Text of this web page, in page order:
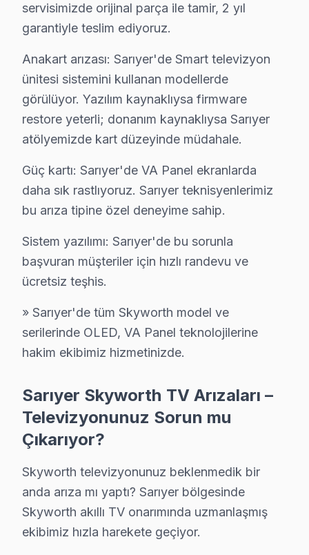
Sarıyer Bölgesi ve Skyworth TV Desteği
İstanbul Avrupa Yakası içinde yer alan Sarıyer,
Skyworth TV'lerde Sık Görülen Arızalar
Sarıyer bölgesindeki Skyworth kullanıcılarının
OLED panel sorunu: Sarıyer'de Skyworth OLED
Anakart arızası: Sarıyer'de Smart televizyon ünitesi
Güç kartı: Sarıyer'de VA Panel ekranlarda daha sık
Sistem yazılımı: Sarıyer'de bu sorunla başvuran
» Sarıyer'de tüm bu cihaz model ve serilerinde
Sarıyer Skyworth TV Arızaları –
Skyworth televizyonunuz beklenmedik bir anda arıza
• Sarıyer'de Ekran Arızaları: Panel çizgisi, renk
• Sarıyer'de Güç Sorunları: Kırmızı ışık yanıp
• Sarıyer'de Ses Arızaları: Hoparlör bozukluğu, ses
• Sarıyer'de Yazılım Sorunları: Uygulama
• Sarıyer'de Bağlantı Sorunları: HDMI algılanmıyor,
Chip-level tamir kapasitemizle Sarıyer'deki bu TV
Skyworth TV Teknik Rehberi: Panel, Teşhis ve
Skyworth televizyonlarınızın onarım işlemi ve
servisimizde orijinal parça ile tamir, 2 yıl
garantiyle teslim ediyoruz.
Anakart arızası: Sarıyer'de Smart televizyon
ünitesi sistemini kullanan modellerde
görülüyor. Yazılım kaynaklıysa firmware
restore yeterli; donanım kaynaklıysa Sarıyer
atölyemizde kart düzeyinde müdahale.
Güç kartı: Sarıyer'de VA Panel ekranlarda
daha sık rastlıyoruz. Sarıyer teknisyenlerimiz
bu arıza tipine özel deneyime sahip.
Sistem yazılımı: Sarıyer'de bu sorunla
başvuran müşteriler için hızlı randevu ve
ücretsiz teşhis.
» Sarıyer'de tüm Skyworth model ve
serilerinde OLED, VA Panel teknolojilerine
hakim ekibimiz hizmetinizde.
Sarıyer Skyworth TV Arızaları –
Televizyonunuz Sorun mu
Çıkarıyor?
Skyworth televizyonunuz beklenmedik bir
anda arıza mı yaptı? Sarıyer bölgesinde
Skyworth akıllı TV onarımında uzmanlaşmış
ekibimiz hızla harekete geçiyor.